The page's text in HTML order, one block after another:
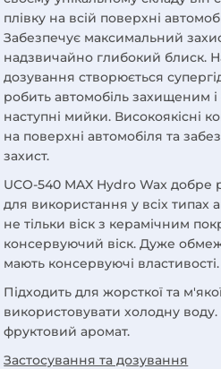
плівку на всій поверхні
Забезпечує максимальний
надзвичайно глибокий блиск.
дозування створюється
робить автомобіль захищеним і
наступні мийки. Високоякісні
на поверхні автомобіля та
захист.
UCO-540 MAX Hydro Wax добре
для використання у всіх типах
не тільки віск з керамічним
консервуючий віск. Дуже
мають консервуючі властивості.
Підходить для жорсткої та
використовувати холодну
фруктовий аромат.
Застосування та дозування